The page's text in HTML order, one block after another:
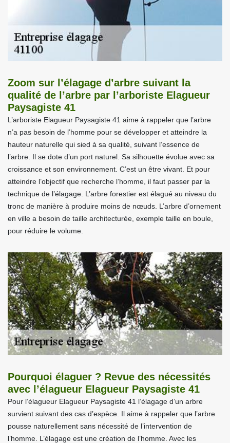
Zoom sur l’élagage d’arbre suivant la
qualité de l’arbre par l’arboriste Elagueur
Paysagiste 41
L’arboriste Elagueur Paysagiste 41 aime à rappeler que l’arbre
n’a pas besoin de l’homme pour se développer et atteindre la
hauteur naturelle qui sied à sa qualité, suivant l’essence de
l’arbre. Il se dote d’un port naturel. Sa silhouette évolue avec sa
croissance et son environnement. C’est un être vivant. Et pour
atteindre l’objectif que recherche l’homme, il faut passer par la
technique de l’élagage. L’arbre forestier est élagué au niveau du
tronc de manière à produire moins de nœuds. L’arbre d’ornement
en ville a besoin de taille architecturée, exemple taille en boule,
pour réduire le volume.
Pourquoi élaguer ? Revue des nécessités
avec l’élagueur Elagueur Paysagiste 41
Pour l’élagueur Elagueur Paysagiste 41 l’élagage d’un arbre
survient suivant des cas d’espèce. Il aime à rappeler que l’arbre
pousse naturellement sans nécessité de l’intervention de
l’homme. L’élagage est une création de l’homme. Avec les